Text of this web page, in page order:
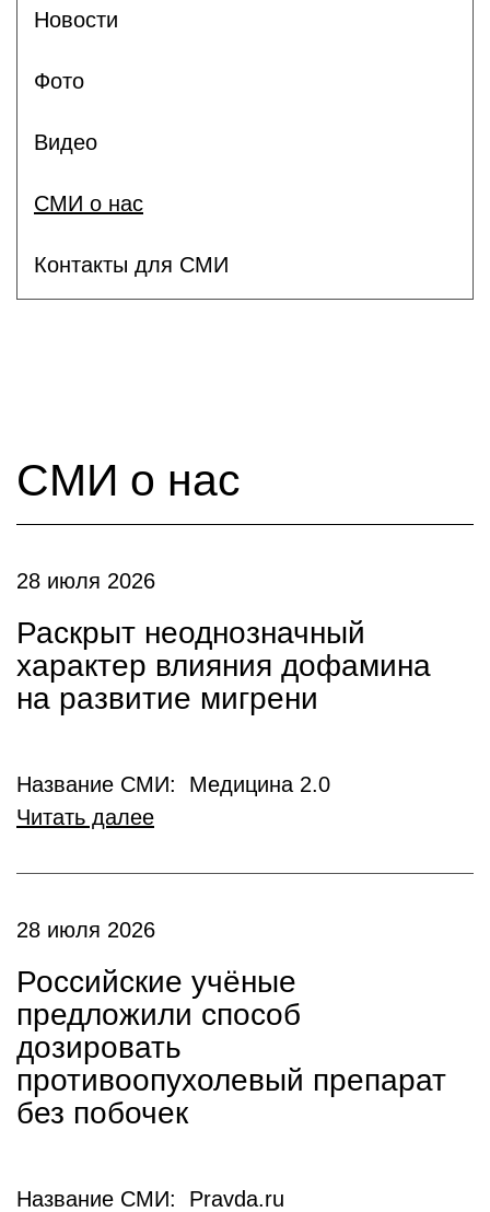
Новости
Фото
Видео
СМИ о нас
Контакты для СМИ
СМИ о нас
28 июля 2026
Раскрыт неоднозначный
характер влияния дофамина
на развитие мигрени
Название СМИ: Медицина 2.0
Читать далее
28 июля 2026
Российские учёные
предложили способ
дозировать
противоопухолевый препарат
без побочек
Название СМИ: Pravda.ru